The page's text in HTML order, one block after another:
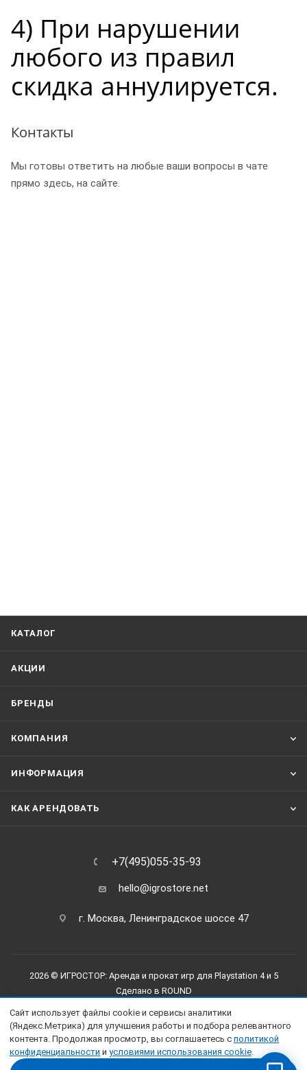
4) При нарушении
любого из правил
скидка аннулируется.
Контакты
Мы готовы ответить на любые ваши вопросы в чате
прямо здесь, на сайте.
КАТАЛОГ
АКЦИИ
БРЕНДЫ
КОМПАНИЯ
ИНФОРМАЦИЯ
КАК АРЕНДОВАТЬ
+7(495)055-35-93
hello@igrostore.net
г. Москва, Ленинградское шоссе 47
2026 © ИГРОСТОР: Аренда и прокат игр для Playstation 4 и 5
Сделано в ROUND
Сайт использует файлы cookie и сервисы аналитики
(Яндекс.Метрика) для улучшения работы и подбора релевантного
контента. Продолжая просмотр, вы соглашаетесь с политикой
конфиденциальности и условиями использования cookie.